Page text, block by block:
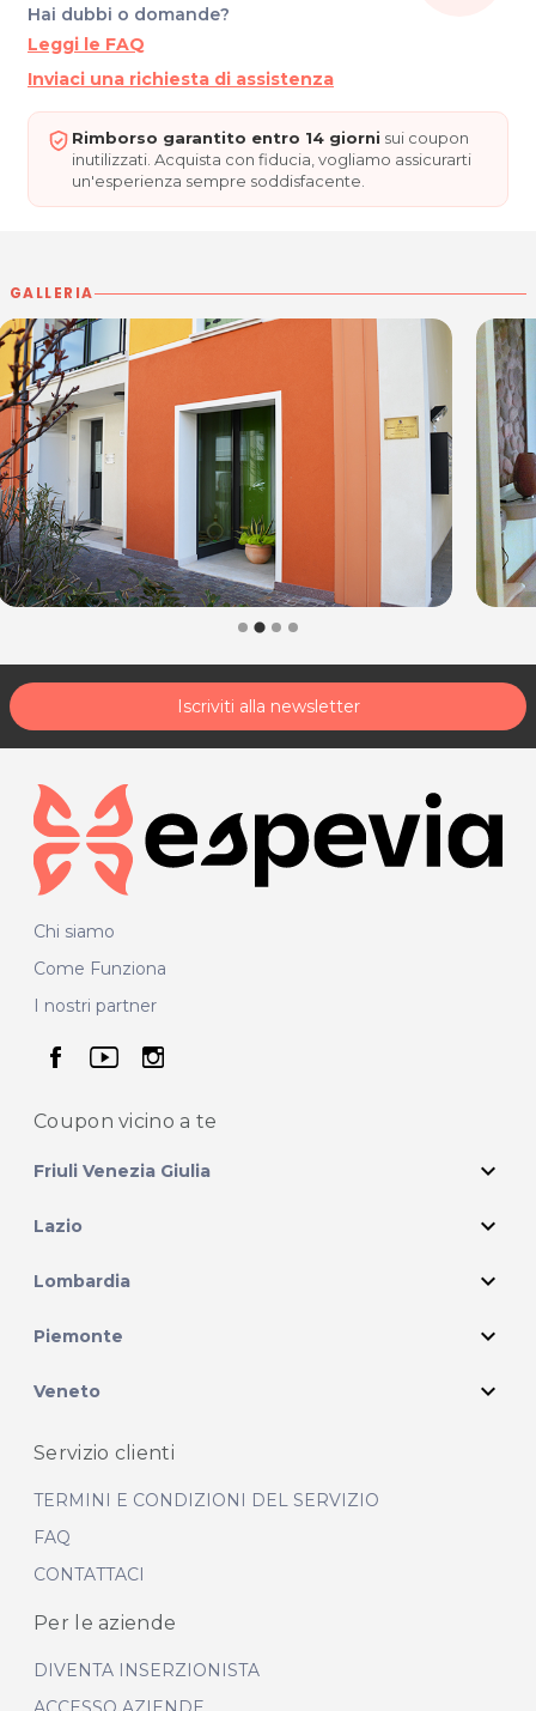
professionista!
Per maggiori info visita la pagina
*Prezzi di listino verificati in data 21/03/2018
ORARI
Martedì: CHIUSO
MI SUE ÑO
Via Brumatti, 10
33052 Cervignano del Friuli (UD)
Cel. 3386163470
P.IVA 02662810304
Per ulteriori informazioni sull'offerta o sulle modalità di
acquisto scrivi a
posta@espevia.it
Hai dubbi o domande?
Leggi le FAQ
Inviaci una richiesta di assistenza
Rimborso garantito entro 14 giorni sui coupon
inutilizzati. Acquista con fiducia, vogliamo assicurarti
un'esperienza sempre soddisfacente.
GALLERIA
Iscriviti alla newsletter
Chi siamo
Come Funziona
I nostri partner
seguici su facebook
seguici su youtube
seguici su instagram
Coupon vicino a te
Friuli Venezia Giulia expand_more
Lazio expand_more
Lombardia expand_more
Piemonte expand_more
Veneto expand_more
Servizio clienti
TERMINI E CONDIZIONI DEL SERVIZIO
FAQ
CONTATTACI
Per le aziende
DIVENTA INSERZIONISTA